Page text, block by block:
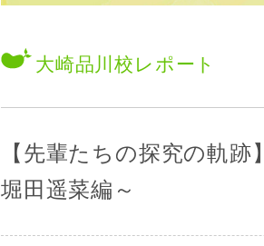
大崎品川校 レポート
【先輩たちの探究の軌
堀田遥菜編～